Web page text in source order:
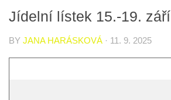
Jídelní lístek 15.-19. září
BY JANA HARÁSKOVÁ · 11. 9. 2025